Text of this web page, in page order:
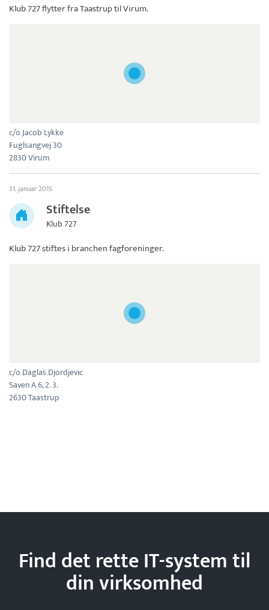
Klub 727flytter fra Taastrup til Virum.
c/o Jacob Lykke
Fuglsangvej 30
2830 Virum
31. januar 2015
Stiftelse
Klub 727
Klub 727stiftes i branchen fagforeninger.
c/o Daglas Djordjevic
Saven A 6, 2. 3.
2630 Taastrup
Find det rette IT-system til
dinvirksomhed